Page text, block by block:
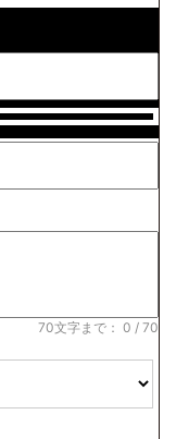
70文字まで： 0 / 70